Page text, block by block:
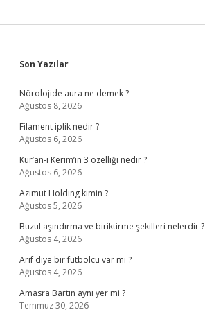
Sidebar
Son Yazılar
Nörolojide aura ne demek ?
Ağustos 8, 2026
Filament iplik nedir ?
Ağustos 6, 2026
Kur’an-ı Kerim’in 3 özelliği nedir ?
Ağustos 6, 2026
Azimut Holding kimin ?
Ağustos 5, 2026
Buzul aşındırma ve biriktirme şekilleri nelerdir ?
Ağustos 4, 2026
Arif diye bir futbolcu var mı ?
Ağustos 4, 2026
Amasra Bartın aynı yer mi ?
Temmuz 30, 2026